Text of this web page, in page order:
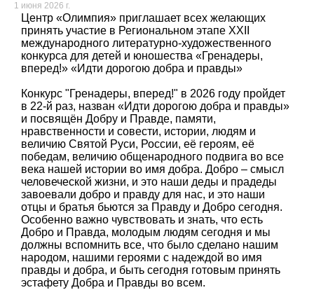
1 июня 2026 г.
Центр «Олимпия» приглашает всех желающих
принять участие в Региональном этапе XXII
международного литературно-художественного
конкурса для детей и юношества «Гренадеры,
вперед!» «Идти дорогою добра и правды»
Конкурс "Гренадеры, вперед!" в 2026 году пройдет
в 22-й раз, назван «Идти дорогою добра и правды»
и посвящён Добру и Правде, памяти,
нравственности и совести, истории, людям и
величию Святой Руси, России, её героям, её
победам, величию общенародного подвига во все
века нашей истории во имя добра. Добро – смысл
человеческой жизни, и это наши деды и прадеды
завоевали добро и правду для нас, и это наши
отцы и братья бьются за Правду и Добро сегодня.
Особенно важно чувствовать и знать, что есть
Добро и Правда, молодым людям сегодня и мы
должны вспомнить все, что было сделано нашим
народом, нашими героями с надеждой во имя
правды и добра, и быть сегодня готовым принять
эстафету Добра и Правды во всем.